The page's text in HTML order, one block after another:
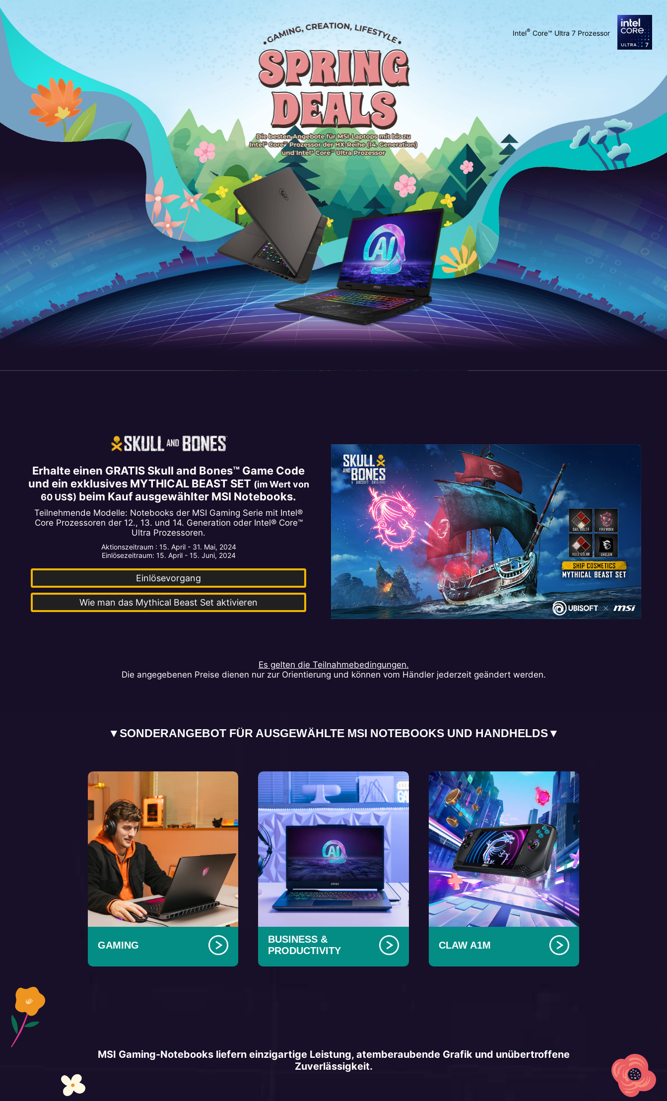
Intel® Core™ Ultra 7 Prozessor
Erhalte einen GRATIS Skull and Bones™ Game Code
und ein exklusives MYTHICAL BEAST SET (im Wert von
60 US$) beim Kauf ausgewählter MSI Notebooks.
Teilnehmende Modelle: Notebooks der MSI Gaming Serie mit Intel®
Core Prozessoren der 12., 13. und 14. Generation oder Intel® Core™
Ultra Prozessoren.
Aktionszeitraum : 15. April - 31. Mai, 2024
Einlösezeitraum: 15. April - 15. Juni, 2024
Einlösevorgang
Wie man das Mythical Beast Set aktivieren
Es gelten die Teilnahmebedingungen.
Die angegebenen Preise dienen nur zur Orientierung und können vom Händler jederzeit geändert werden.
▼SONDERANGEBOT FÜR AUSGEWÄHLTE MSI NOTEBOOKS UND HANDHELDS▼
GAMING
BUSINESS &
PRODUCTIVITY
CLAW A1M
MSI Gaming-Notebooks liefern einzigartige Leistung, atemberaubende Grafik und unübertroffene
Zuverlässigkeit.